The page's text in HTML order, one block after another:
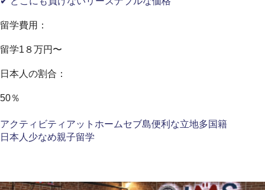
留学費用：
留学1８万円〜
日本人の割合：
50％
アクティビティ アットホームセブ島便利な立地多国籍
日本人少なめ親子留学